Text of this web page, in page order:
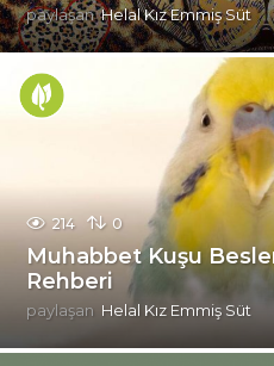
paylaşan Helal Kız Emmiş Süt
214 0
Muhabbet Kuşu
Rehberi
paylaşan Helal Kız Emmiş Süt